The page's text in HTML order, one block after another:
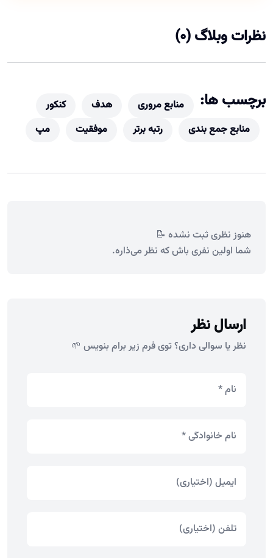
نظرات وبلاگ (0)
برچسب ها: منابع مروری هدف
کنکور
منابع جمع بندی
رتبه برتر موفقیت مپ
هنوز نظری ثبت نشده 📝
شما اولین نفری باش که نظر می‌ذاره.
ارسال نظر
نظر یا سوالی داری؟ توی فرم زیر برام بنویس 🌱